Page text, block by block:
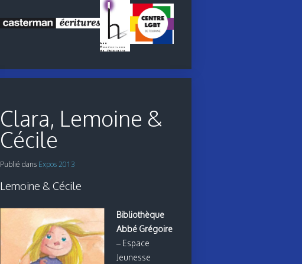
Clara, Lemoine &
Cécile
Publié dans Expos 2013
Lemoine & Cécile
Bibliothèque
Abbé Grégoire
– Espace
Jeunesse